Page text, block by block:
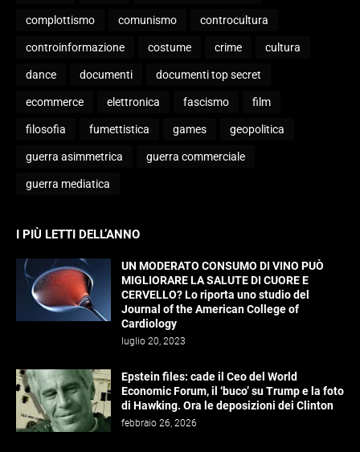
complottismo comunismo controcultura
controinformazione costume crime cultura
dance documenti documenti top secret
ecommerce elettronica fascismo film
filosofia fumettistica games geopolitica
guerra asimmetrica guerra commerciale
guerra mediatica
I PIÙ LETTI DELL’ANNO
UN MODERATO CONSUMO DI VINO PUÒ
MIGLIORARE LA SALUTE DI CUORE E
CERVELLO? Lo riporta uno studio del
Journal of the American College of
Cardiology
luglio 20, 2023
Epstein files: cade il Ceo del World
Economic Forum, il ‘buco’ su Trump e la foto
di Hawking. Ora le deposizioni dei Clinton
febbraio 26, 2026